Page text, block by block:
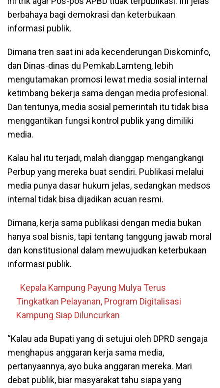
berbahaya bagi demokrasi dan keterbukaan
informasi publik.
Dimana tren saat ini ada kecenderungan Diskominfo,
dan Dinas-dinas du Pemkab.Lamteng, lebih
mengutamakan promosi lewat media sosial internal
ketimbang bekerja sama dengan media profesional.
Dan tentunya, media sosial pemerintah itu tidak bisa
menggantikan fungsi kontrol publik yang dimiliki
media.
Kalau hal itu terjadi, malah dianggap mengangkangi
Perbup yang mereka buat sendiri. Publikasi melalui
media punya dasar hukum jelas, sedangkan medsos
internal tidak bisa dijadikan acuan resmi.
Dimana, kerja sama publikasi dengan media bukan
hanya soal bisnis, tapi tentang tanggung jawab moral
dan konstitusional dalam mewujudkan keterbukaan
informasi publik.
Kepala Kampung Payung Mulya Terus
Tingkatkan Pelayanan, Program Digitalisasi
Kampung Siap Diluncurkan
“Kalau ada Bupati yang di setujui oleh DPRD sengaja
menghapus anggaran kerja sama media,
pertanyaannya, ayo buka anggaran mereka. Mari
debat publik, biar masyarakat tahu siapa yang